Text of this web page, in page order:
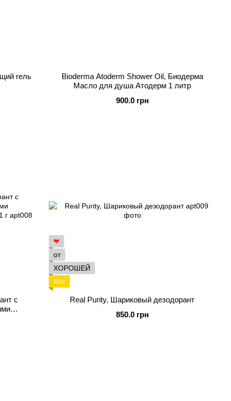
гель
Bioderma Atoderm Shower Oil, Биодерма
Масло для душа Атодерм 1 литр
900.0 грн
с
❤
от
ХОРОШЕЙ
Хит
Real Purity, Шариковый дезодорант
850.0 грн